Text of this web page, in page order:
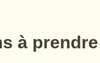
à prendre